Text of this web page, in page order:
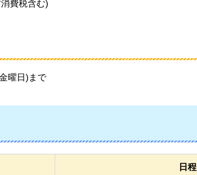
費税含む)
曜日)まで
日程